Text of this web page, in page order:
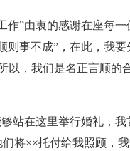
作”由衷的感谢在座每
则事不成”，在此，我
以，我们是名正言顺
站在这里举行婚礼，
将××托付给我照顾，